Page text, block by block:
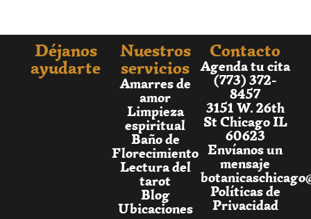
Déjanos
ayudarte
Nuestros
servicios
Amarres de
amor
Limpieza
espiritual
Baño de
Florecimiento
Lectura del
tarot
Blog
Ubicaciones
Contacto
Agenda tu cita
(773) 372-
8457
3151 W. 26th
St Chicago IL
60623
Envíanos un
mensaje
Políticas de
Privacidad